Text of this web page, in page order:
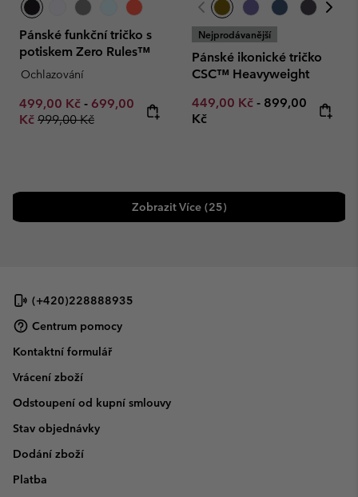
Pánské funkční tričko s
potiskem Zero Rules™
Ochlazování
Minimum sale price:
499,00 Kč - Maximum sale price:
699,00
Kč Regular price:
999,00 Kč
Nejprodávanější
Pánské ikonické tričko
CSC™ Heavyweight
Minimum sale price:
449,00 Kč - Maximum
899,00
Kč
Zobrazit Více (25)
(+420)228888935
Centrum pomocy
Kontaktní formulář
Vrácení zboží
Odstoupení od kupní smlouvy
Stav objednávky
Dodání zboží
Platba